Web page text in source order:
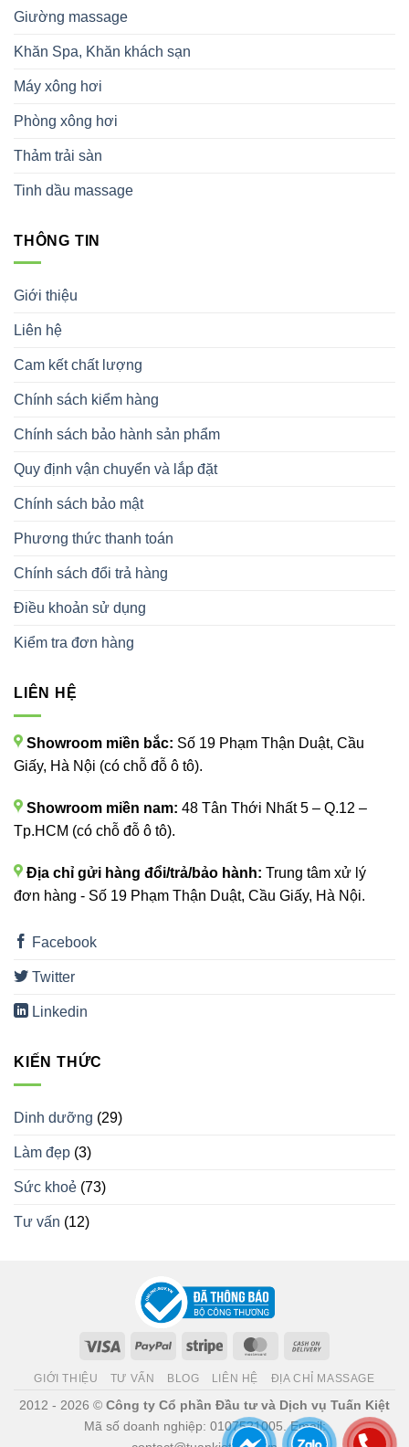
Giường massage
Khăn Spa, Khăn khách sạn
Máy xông hơi
Phòng xông hơi
Thảm trải sàn
Tinh dầu massage
THÔNG TIN
Giới thiệu
Liên hệ
Cam kết chất lượng
Chính sách kiểm hàng
Chính sách bảo hành sản phẩm
Quy định vận chuyển và lắp đặt
Chính sách bảo mật
Phương thức thanh toán
Chính sách đổi trả hàng
Điều khoản sử dụng
Kiểm tra đơn hàng
LIÊN HỆ
Showroom miền bắc: Số 19 Phạm Thận Duật, Cầu
Giấy, Hà Nội (có chỗ đỗ ô tô).
Showroom miền nam: 48 Tân Thới Nhất 5 – Q.12 –
Tp.HCM (có chỗ đỗ ô tô).
Địa chỉ gửi hàng đổi/trả/bảo hành: Trung tâm xử lý
đơn hàng - Số 19 Phạm Thận Duật, Cầu Giấy, Hà Nội.
Facebook
Twitter
Linkedin
KIẾN THỨC
Dinh dưỡng (29)
Làm đẹp (3)
Sức khoẻ (73)
Tư vấn (12)
Visa PayPal Stripe MasterCard
Delivery
GIỚI THIỆU TƯ VẤN BLOG LIÊN HỆ ĐỊA CHỈ MASSAGE
2012 - 2026 © Công ty Cổ phần Đầu tư và Dịch vụ Tuấn Kiệt
Mã số doanh nghiệp: 0107521005. Email: